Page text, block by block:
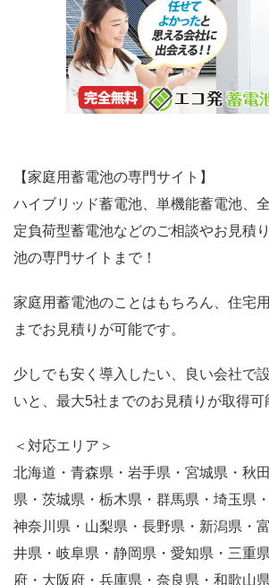
【家庭用蓄電池の専門サイト】
ハイブリッド蓄電池、単機能蓄電池、
定負荷型蓄電池などのご相談やお見積
池の専門サイトまで！
家庭用蓄電池のことはもちろん、住宅
までお見積りが可能です。
少しでも安く導入したい、良い会社で
いと、最大5社までのお見積りが取得可
＜対応エリア＞
北海道・青森県・岩手県・宮城県・秋
県・茨城県・栃木県・群馬県・埼玉県
神奈川県・山梨県・長野県・新潟県・
井県・岐阜県・静岡県・愛知県・三重
府・大阪府・兵庫県・奈良県・和歌山